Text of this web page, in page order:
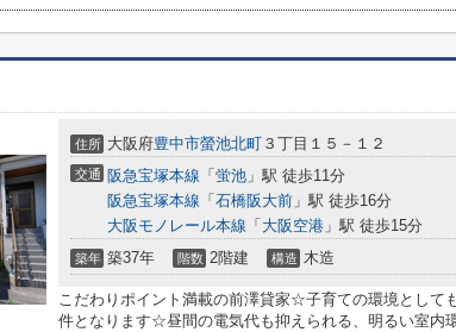
住所 大阪府豊中市螢池北町 ３丁目１５－１２
交通 阪急宝塚本線 「 蛍池 」駅 徒歩11分
阪急宝塚本線 「 石橋阪大前 」駅 徒歩16分
大阪モノレール本線 「 大阪空港 」駅 徒歩15分
築年 築37年 階数 2階建 構造 木造
こだわりポイント満載の前澤貸家☆子育ての環境として
件となります☆昼間の電気代も抑えられる、明るい室内